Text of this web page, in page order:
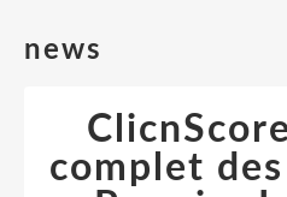
news
complet